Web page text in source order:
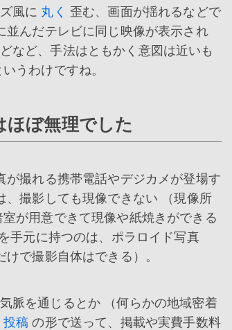
風に 丸く 歪む、画面が揺れるなどで
並んだテレビに同じ映像が表示され
など、手法はともかく意図は近いも
うわけですね。
ほぼ無理でした
撮れる携帯電話やデジカメが登場す
、撮影しても現像できない （現像所
が用意できて現像や紙焼きができる
手元に持つのは、ポラロイド写真
で撮影自体はできる）。
脈を通じるとか （何らかの地域密着
投稿 の形で送って、掲載や実費手数料